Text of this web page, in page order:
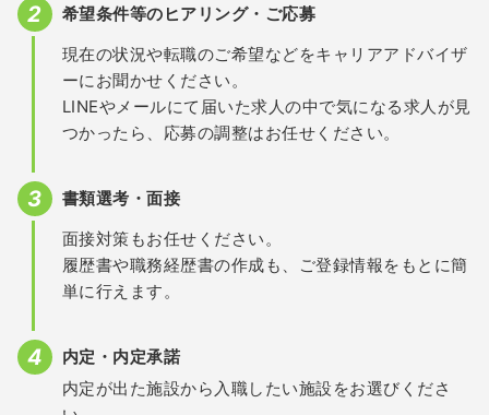
希望条件等のヒアリング・ご応募
現在の状況や転職のご希望などをキャリアアドバイザ
ーにお聞かせください。
LINEやメールにて届いた求人の中で気になる求人が見
つかったら、応募の調整はお任せください。
書類選考・面接
面接対策もお任せください。
履歴書や職務経歴書の作成も、ご登録情報をもとに簡
単に行えます。
内定・内定承諾
内定が出た施設から入職したい施設をお選びくださ